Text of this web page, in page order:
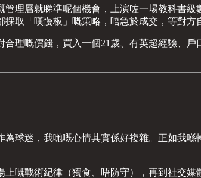
理層就睇準呢個機會，上演咗一場教科書
取「嘆慢板」嘅策略，唔急於成交，等對方
理嘅價錢，買入一個21歲、有英超經驗、
球迷，我哋嘅心情其實係好複雜。正如我
嘅戰術紀律（獨食、唔防守），再到社交